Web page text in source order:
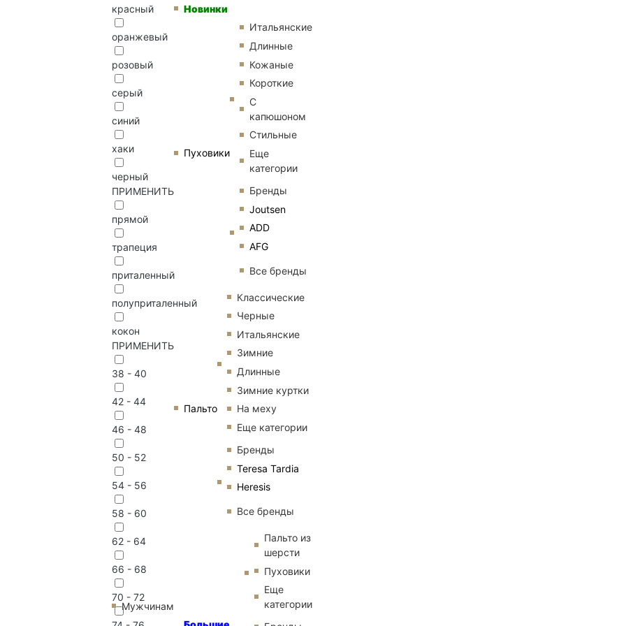
Мужчинам
Новинки
Пуховики
Итальянские
Длинные
Кожаные
Короткие
С
капюшоном
Стильные
Еще
категории
Бренды
Joutsen
ADD
AFG
Все бренды
Пальто
Классические
Черные
Итальянские
Зимние
Длинные
Зимние куртки
На меху
Еще категории
Бренды
Teresa Tardia
Heresis
Все бренды
Пальто из
шерсти
Пуховики
Еще
категории
красный
оранжевый
розовый
серый
синий
хаки
черный
ПРИМЕНИТЬ
прямой
трапеция
приталенный
полуприталенный
кокон
ПРИМЕНИТЬ
38 - 40
42 - 44
46 - 48
50 - 52
54 - 56
58 - 60
62 - 64
66 - 68
70 - 72